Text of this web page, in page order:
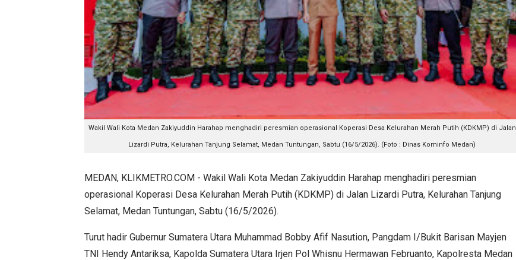
Wakil Wali Kota Medan Zakiyuddin Harahap menghadiri peresmian operasional Koperasi Desa Kelurahan Merah Putih (KDKMP) di Jalan
Lizardi Putra, Kelurahan Tanjung Selamat, Medan Tuntungan, Sabtu (16/5/2026). (Foto : Dinas Kominfo Medan)
MEDAN, KLIKMETRO.COM - Wakil Wali Kota Medan Zakiyuddin Harahap menghadiri peresmian
operasional Koperasi Desa Kelurahan Merah Putih (KDKMP) di Jalan Lizardi Putra, Kelurahan Tanjung
Selamat, Medan Tuntungan, Sabtu (16/5/2026).
Turut hadir Gubernur Sumatera Utara Muhammad Bobby Afif Nasution, Pangdam I/Bukit Barisan Mayjen
TNI Hendy Antariksa, Kapolda Sumatera Utara Irjen Pol Whisnu Hermawan Februanto, Kapolresta Medan